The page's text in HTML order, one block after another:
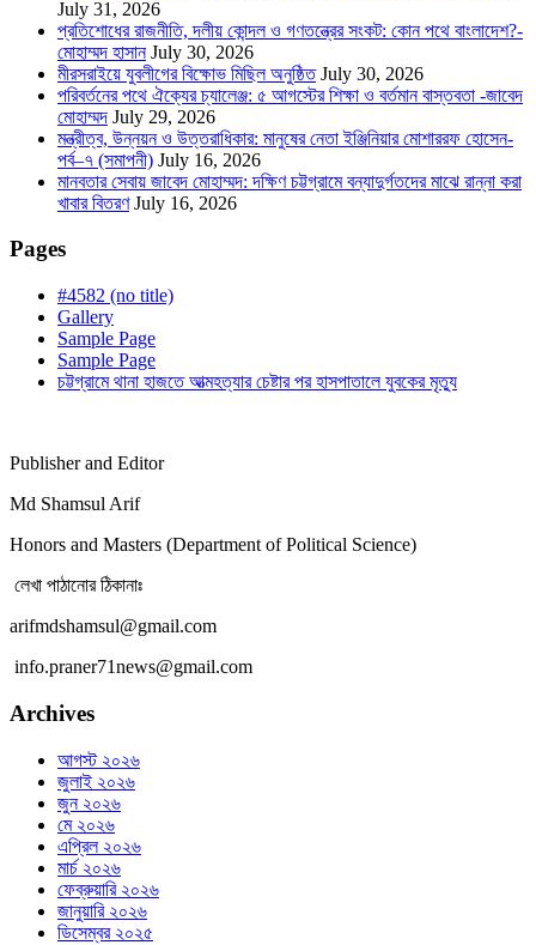
July 31, 2026
প্রতিশোধের রাজনীতি, দলীয় কোন্দল ও গণতন্ত্রের সংকট: কোন পথে বাংলাদেশ?-
মোহাম্মদ হাসান July 30, 2026
মীরসরাইয়ে যুবলীগের বিক্ষোভ মিছিল অনুষ্ঠিত July 30, 2026
পরিবর্তনের পথে ঐক্যের চ্যালেঞ্জ: ৫ আগস্টের শিক্ষা ও বর্তমান বাস্তবতা -জাবেদ
মোহাম্মদ July 29, 2026
মন্ত্রীত্ব, উন্নয়ন ও উত্তরাধিকার: মানুষের নেতা ইঞ্জিনিয়ার মোশাররফ হোসেন-
পর্ব–৭ (সমাপনী) July 16, 2026
মানবতার সেবায় জাবেদ মোহাম্মদ: দক্ষিণ চট্টগ্রামে বন্যাদুর্গতদের মাঝে রান্না করা
খাবার বিতরণ July 16, 2026
Pages
#4582 (no title)
Gallery
Sample Page
Sample Page
চট্টগ্রামে থানা হাজতে আত্মহত্যার চেষ্টার পর হাসপাতালে যুবকের মৃত্যু
Publisher and Editor
Md Shamsul Arif
Honors and Masters (Department of Political Science)
লেখা পাঠানোর ঠিকানাঃ
arifmdshamsul@gmail.com
info.praner71news@gmail.com
Archives
আগস্ট ২০২৬
জুলাই ২০২৬
জুন ২০২৬
মে ২০২৬
এপ্রিল ২০২৬
মার্চ ২০২৬
ফেব্রুয়ারি ২০২৬
জানুয়ারি ২০২৬
ডিসেম্বর ২০২৫